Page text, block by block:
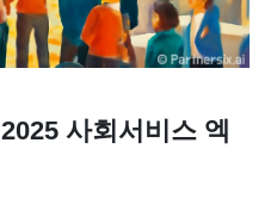
사회서비스 엑